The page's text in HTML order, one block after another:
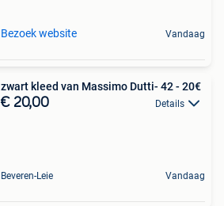
Bezoek website Vandaag
zwart kleed van Massimo Dutti- 42 - 20€
€ 20,00 Details
Beveren-Leie Vandaag